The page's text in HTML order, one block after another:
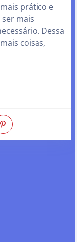
prático e
mais
Dessa
coisas,